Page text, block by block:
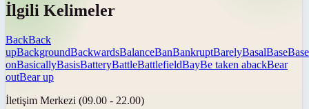
İlgili Kelimeler
BackBack
upBackgroundBackwardsBalanceBanBankruptBarelyBasalBaseBase
onBasicallyBasisBatteryBattleBattlefieldBayBe taken abackBear
outBear up
İletişim Merkezi (09.00 - 22.00)